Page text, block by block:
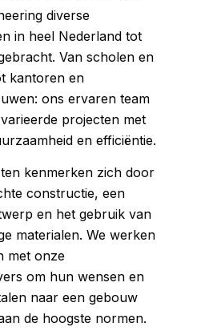
diverse
in heel Nederland tot
Van scholen en
kantoren en
ons ervaren team
projecten met
en efficiëntie.
kenmerken zich door
constructie, een
en het gebruik van
materialen. We werken
met onze
om hun wensen en
naar een gebouw
de hoogste normen.